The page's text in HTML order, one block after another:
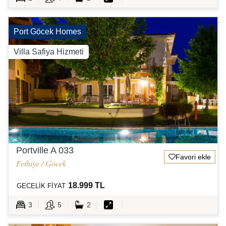
Port Göcek Homes
Villa Safiya Hizmeti
Portville A 033
Fethiye / Göcek
Favori ekle
GECELİK FİYAT 18.999 TL
3 5 2